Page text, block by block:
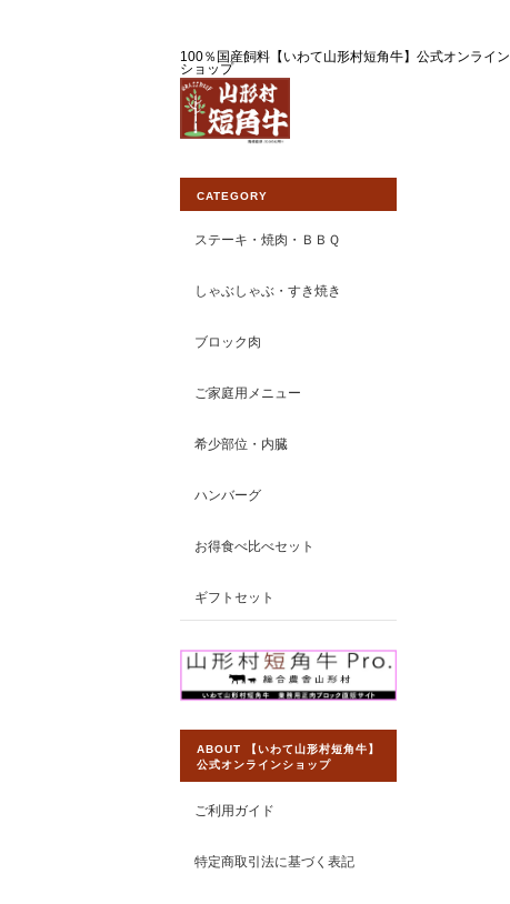
100％国産飼料【いわて山形村短角牛】公式オンライン
ショップ
CATEGORY
ステーキ・焼肉・ＢＢＱ
しゃぶしゃぶ・すき焼き
ブロック肉
ご家庭用メニュー
希少部位・内臓
ハンバーグ
お得食べ比べセット
ギフトセット
ABOUT 【いわて山形村短角牛】
公式オンラインショップ
ご利用ガイド
特定商取引法に基づく表記